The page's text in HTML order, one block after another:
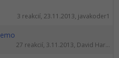
3 reakcií, 23.11.2013, javakoder1
27 reakcií, 3.11.2013, David Har...